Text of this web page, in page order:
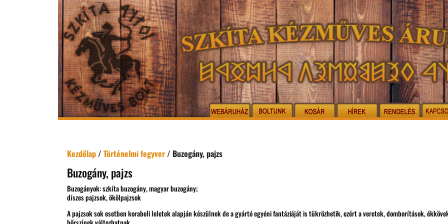
Kezdőlap/Történelmi fegyver/ Buzogány, pajzs
Buzogány, pajzs
Buzogányok: szkíta buzogány, magyar buzogány;
díszes pajzsok, ökölpajzsok
A pajzsok sok esetben korabeli leletek alapján készülnek de a gyártó egyéni fantáziáját is tükrözhetik, ezért a veretek, domborítások,